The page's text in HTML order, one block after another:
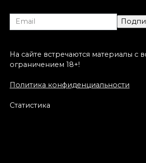
На сайте встречаются материалы с
ограничением 18+!
Политика конфиденциальности
Статистика